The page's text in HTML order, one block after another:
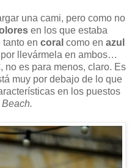
una cami, pero como no
en los que estaba
en coral como en azul
llevármela en ambos…
no es para menos, claro. Es
muy por debajo de lo que
en los puestos